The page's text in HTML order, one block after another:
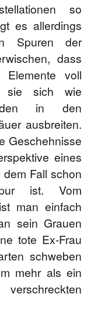
so
es allerdings
Spuren der
dass
Elemente voll
sie sich wie
in den
ausbreiten.
Geschehnisse
eines
Fall schon
ist. Vom
man einfach
sein Grauen
tote Ex-Frau
schweben
mehr als ein